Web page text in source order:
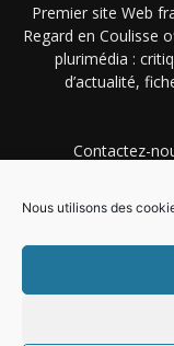
Nous utilisons des
Premier site Web
Regard en Coulisse
plurimédia :
d’actualité,
Contactez-